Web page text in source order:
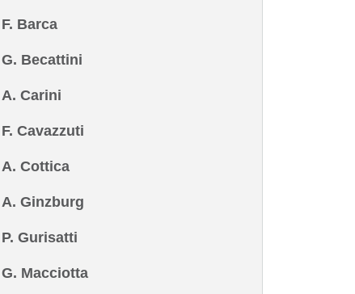
F. Barca
G. Becattini
A. Carini
F. Cavazzuti
A. Cottica
A. Ginzburg
P. Gurisatti
G. Macciotta